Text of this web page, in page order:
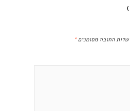
שדות החובה מסומנים*